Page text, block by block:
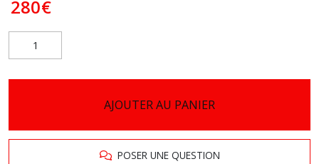
280€
AJOUTER AU PANIER
POSER UNE QUESTION